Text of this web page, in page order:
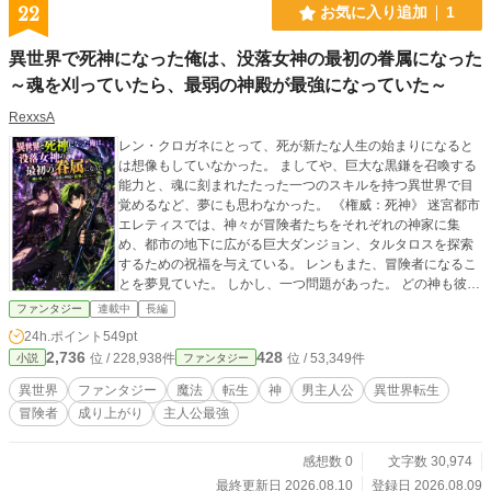
22 お気に入り追加 1
異世界で死神になった俺は、没落女神の最初の眷属になった
～魂を刈っていたら、最弱の神殿が最強になっていた～
RexxsA
レン・クロガネにとって、死が新たな人生の始まりになると
は想像もしていなかった。 ましてや、巨大な黒鎌を召喚する
能力と、魂に刻まれたたった一つのスキルを持つ異世界で目
覚めるなど、夢にも思わなかった。 《権威：死神》 迷宮都市
エレティスでは、神々が冒険者たちをそれぞれの神家に集
め、都市の地下に広がる巨大ダンジョン、タルタロスを探索
するための祝福を与えている。 レンもまた、冒険者になるこ
とを夢見ていた。 しかし、一つ問題があった。 どの神も彼に
祝福を与えることができないのだ。 彼の魂は、神々ですら理
解できない権威に既に属している。 幾度となく拒絶されたレ
ンは、ついにエレシュキガルという美しい死の女神に出会
う。彼女の神家は崩壊寸前だった。 彼女には金がなく、 信者
もおらず、 神殿は崩れかけていた。 そして、屋根は恐らく来
るべき冬を越せないだろう。 こうして、必要に迫られ、好奇
心に駆られ、そしていくつかの愚かな金銭判断が重なり、レ
す境遇を知ったレンは、ごく単純な決断を下す。 タルタロス
へと足を踏み入れ、クエストをこなし、彼女にまともな住ま
ファンタジー 連載中 長編
24h.ポイント 549pt
小説 2,736 位 / 228,938件 ファンタジー 428 位 / 53,349件
異世界 ファンタジー 魔法 転生 神 男主人公
異世界転生
冒険者
成り上がり 主人公最強
感想数 0
文字数 30,974
最終更新日 2026.08.10
登録日 2026.08.09